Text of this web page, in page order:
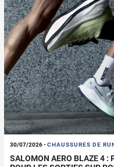
30/07/2026-CHAUSSURES DE
SALOMON AERO BLAZE 4 :